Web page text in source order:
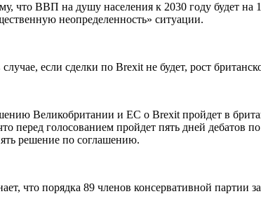
что ВВП на душу населения к 2030 году будет
неопределенность» ситуации.
если сделки по Brexit не будет, рост
Великобритании и ЕС о Brexit пройдет в
перед голосованием пройдет пять дней
решение по соглашению.
что порядка 89 членов консервативной партии